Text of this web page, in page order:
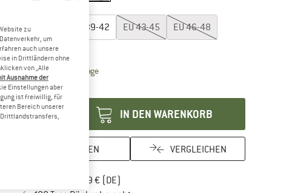
EU 39-42 EU43-45 EU46-48
Größentabelle
Lieferzeit: 2-4 WerktageDer Link öffnet sich in einer Infobox und beinhaltet
Menge:
IN DEN WARENKORB
MERKEN VERGLEICHEN
Portofrei ab 69 € (DE)
zu
um
auch unsere
in Drittländern ohne
von „Alle
Ausnahme der
Einstellungen aber
ist freiwillig, für
Bereich unserer
Drittlandstransfers,